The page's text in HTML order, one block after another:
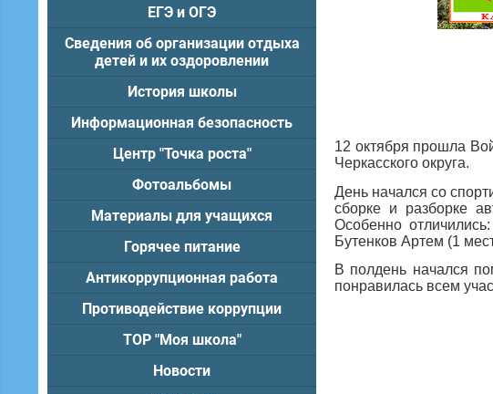
ЕГЭ и ОГЭ
Сведения об организации отдыха
детей и их оздоровлении
История школы
Информационная безопасность
Центр "Точка роста"
Фотоальбомы
Материалы для учащихся
Горячее питание
Антикоррупционная работа
Противодействие коррупции
ТОР "Моя школа"
Новости
12 октября прошла
Черкасского округа.
День начался со
сборке и разборке
Особенно
Бутенков Артем (1
В полдень начался
понравилась всем